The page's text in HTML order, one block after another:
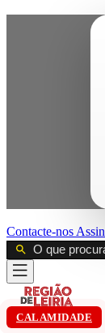
Contacte-nos
CALAMIDADE